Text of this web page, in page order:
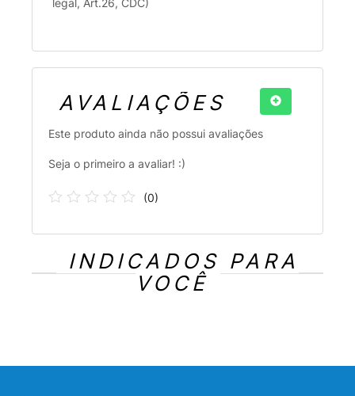
legal, Art.26, CDC)
AVALIAÇÕES
Este produto ainda não possui avaliações
Seja o primeiro a avaliar! :)
(0)
INDICADOS PARA
VOCÊ